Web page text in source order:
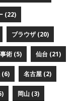
(22)
ブラウザ (20)
術 (5) 仙台 (21)
(6) 名古屋 (2)
岡山 (3)